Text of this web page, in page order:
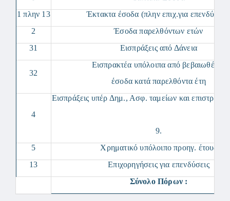
1 πλην 13
Έκτακτα έσοδα (πλην επιχ.για επενδύσεις)
2
Έσοδα παρελθόντων ετών
31
Εισπράξεις από Δάνεια
32
Εισπρακτέα υπόλοιπα από βεβαιωθέντα
έσοδα κατά παρελθόντα έτη
4
Εισπράξεις υπέρ Δημ., Ασφ. ταμείων και
9.
5
Χρηματικό υπόλοιπο προηγ. έτους
13
Επιχορηγήσεις για επενδύσεις
Σύνολο Πόρων :